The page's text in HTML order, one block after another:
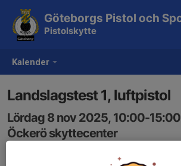
Kalender
Pistolskytte
Landslagstest 1, luftpistol
Lördag 8 nov 2025, 10:00-15:00
Öckerö skyttecenter